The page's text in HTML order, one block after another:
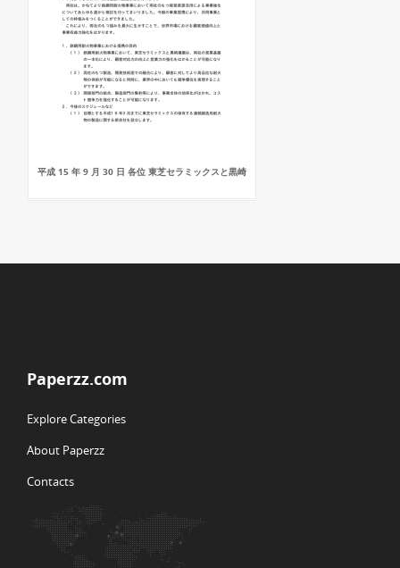
平成 15 年 9 月 30 日 各位 東芝セラミックスと黒崎
Paperzz.com
Explore Categories
About Paperzz
Contacts